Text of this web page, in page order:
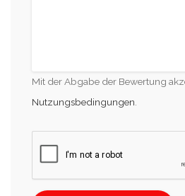
Mit der Abgabe der Bewertung
Nutzungsbedingungen